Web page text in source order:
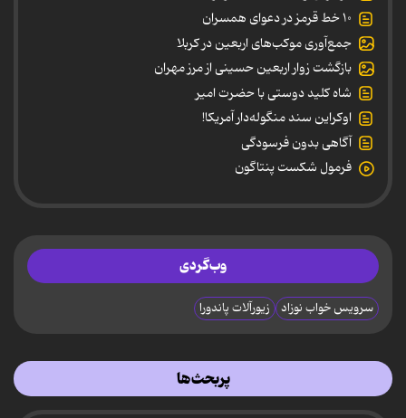
۱۰ خط قرمز در دعوای همسران
جمع‌آوری موکب‌های اربعین در کربلا
بازگشت زوار اربعین حسینی از مرز مهران
شاه کلید دوستی با حضرت امیر
اوکراین سند منگوله‌دار آمریکا!
آگاهی بدون فرسودگی
فرمول شکست پنتاگون
وب‌گردی
سرویس خواب نوزاد زیورآلات پاندورا
پربحث‌ها